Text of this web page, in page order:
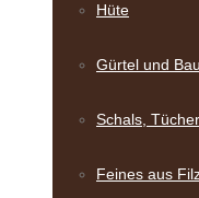
Hüte
Gürtel und
Schals,
Feines aus